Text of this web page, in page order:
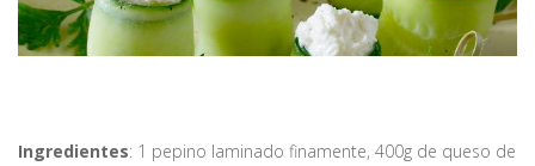
Ingredientes: 1 pepino laminado finamente, 400g de queso de